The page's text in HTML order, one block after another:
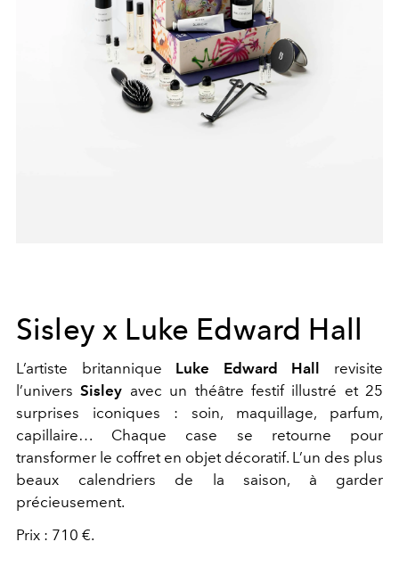
Sisley x Luke Edward Hall
L’artiste britannique Luke Edward Hall
revisite
l’universSisley avec un théâtre festif illustré et 25
surprises iconiques : soin, maquillage, parfum,
capillaire… Chaque case se retourne pour
transformer le coffret en objet décoratif. L’un des plus
beaux calendriers de la saison, à garder
précieusement.
Prix : 710 €.